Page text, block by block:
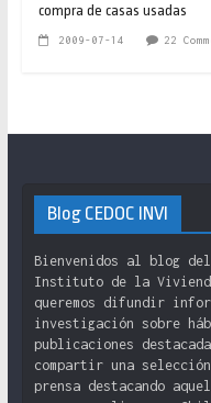
compra de casas usadas
2009-07-14 22
Blog CEDOC INVI
Bienvenidos al blog del
Instituto de la
queremos difundir
investigación sobre
publicaciones
compartir una
prensa destacando